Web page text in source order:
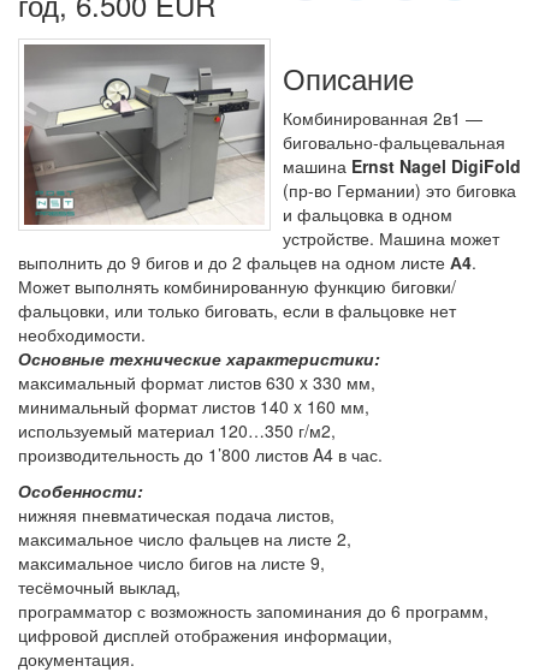
Описание
Комбинированная 2в1 —
биговально-фальцевальная
машина Ernst Nagel DigiFold
(пр-во Германии) это биговка
и фальцовка в одном
устройстве. Машина может
выполнить до 9 бигов и до 2 фальцев на одном листе А4.
Может выполнять комбинированную функцию биговки/
фальцовки, или только биговать, если в фальцовке нет
необходимости.
Основные технические характеристики:
максимальный формат листов 630 x 330 мм,
минимальный формат листов 140 x 160 мм,
используемый материал 120…350 г/м2,
производительность до 1’800 листов A4 в час.
Особенности:
нижняя пневматическая подача листов,
максимальное число фальцев на листе 2,
максимальное число бигов на листе 9,
тесёмочный выклад,
программатор с возможность запоминания до 6 программ,
цифровой дисплей отображения информации,
документация.